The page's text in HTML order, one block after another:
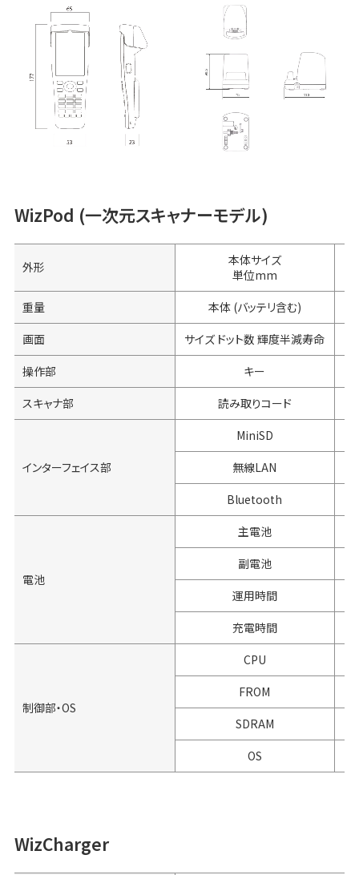
WizPod (一次元スキャナーモデル)
外形
本体サイズ
単位mm
重量
本体 (バッテリ含む)
画面
サイズ ドット数 輝度半減寿命
操作部
キー
スキャナ部
読み取りコード
インターフェイス部
MiniSD
無線LAN
Bluetooth
電池
主電池
副電池
運用時間
充電時間
制御部・OS
CPU
FROM
SDRAM
OS
WizCharger